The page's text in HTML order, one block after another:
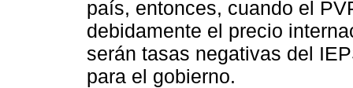
país, entonces, cuando el
debidamente el precio
serán tasas negativas del
para el gobierno.